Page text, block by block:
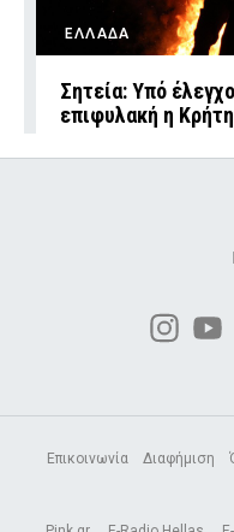
ΕΛΛΑΔΑ
Σητεία: Υπό
επιφυλακή η
Επικοινωνία Διαφήμιση